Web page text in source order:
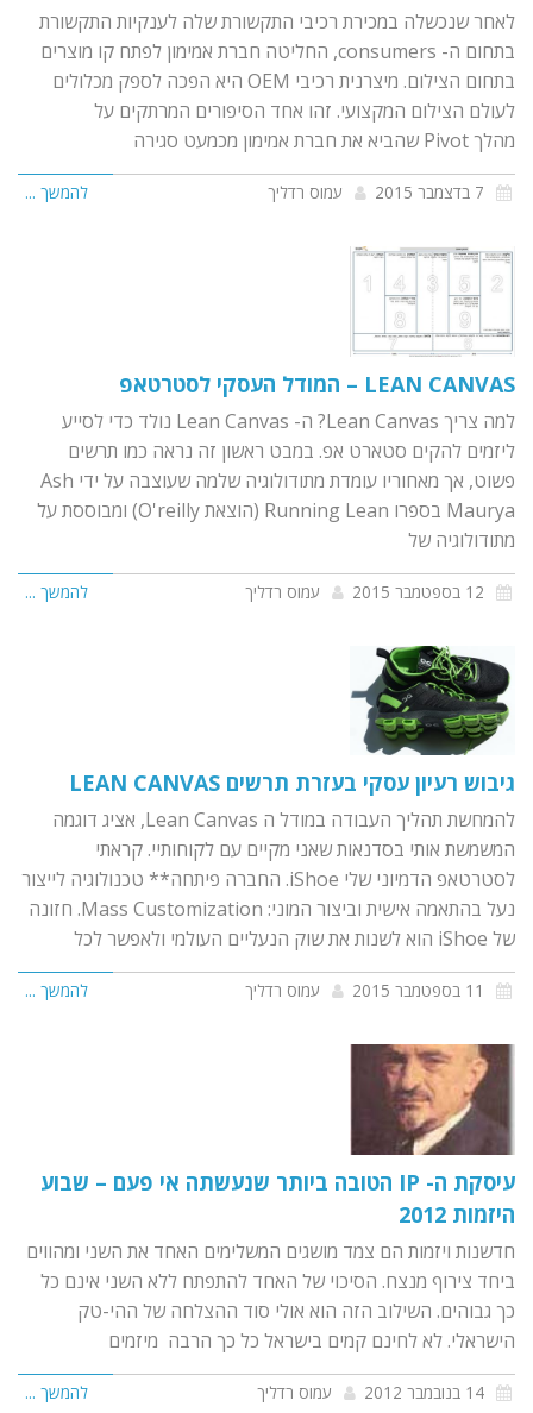
לאחר שנכשלה במכירת רכיבי התקשורת שלה לענקיות התקשורת
בתחום ה- consumers, החליטה חברת אמימון לפתח קו מוצרים
בתחום הצילום. מיצרנית רכיבי OEM היא הפכה לספק מכלולים
לעולם הצילום המקצועי. זהו אחד הסיפורים המרתקים על
מהלך Pivot שהביא את חברת אמימון מכמעט סגירה
עמוס רדליך להמשך ...
LEAN CANVAS – המודל העסקי לסטרטאפ
למה צריך Lean Canvas? ה- Lean Canvas נולד כדי לסייע
ליזמים להקים סטארט אפ. במבט ראשון זה נראה כמו תרשים
פשוט, אך מאחוריו עומדת מתודולוגיה שלמה שעוצבה על ידי Ash
Maurya בספרו Running Lean (הוצאת O'reilly) ומבוססת על
מתודולוגיה של
עמוס רדליך להמשך ...
גיבוש רעיון עסקי בעזרת תרשים LEAN CANVAS
להמחשת תהליך העבודה במודל ה Lean Canvas, אציג דוגמה
המשמשת אותי בסדנאות שאני מקיים עם לקוחותיי. קראתי
לסטרטאפ הדמיוני שלי iShoe. החברה פיתחה** טכנולוגיה לייצור
נעל בהתאמה אישית וביצור המוני: Mass Customization. חזונה
של iShoe הוא לשנות את שוק הנעליים העולמי ולאפשר לכל
עמוס רדליך להמשך ...
עיסקת ה- IP הטובה ביותר שנעשתה אי פעם – שבוע
היזמות 2012
חדשנות ויזמות הם צמד מושגים המשלימים האחד את השני ומהווים
ביחד צירוף מנצח. הסיכוי של האחד להתפתח ללא השני אינם כל
כך גבוהים. השילוב הזה הוא אולי סוד ההצלחה של ההי-טק
הישראלי. לא לחינם קמים בישראל כל כך הרבה מיזמים
עמוס רדליך להמשך ...